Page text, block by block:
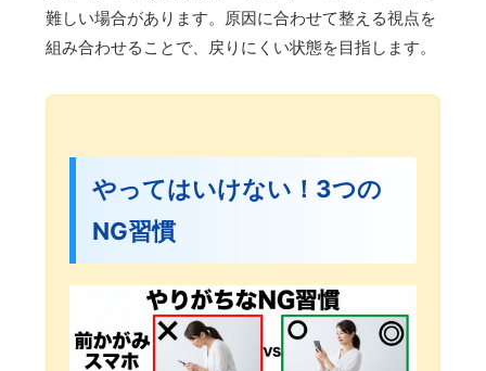
難しい場合があります。原因に合わせて整える視点を
組み合わせることで、戻りにくい状態を目指します。
やってはいけない！3つの
NG習慣